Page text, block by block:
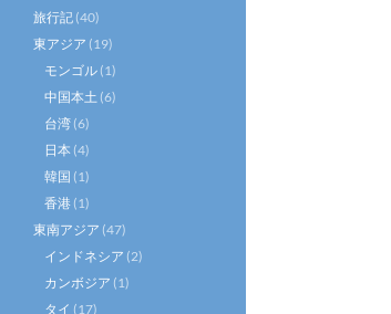
旅行記 (40)
東アジア (19)
モンゴル (1)
中国本土 (6)
台湾 (6)
日本 (4)
韓国 (1)
香港 (1)
東南アジア (47)
インドネシア (2)
カンボジア (1)
タイ (17)